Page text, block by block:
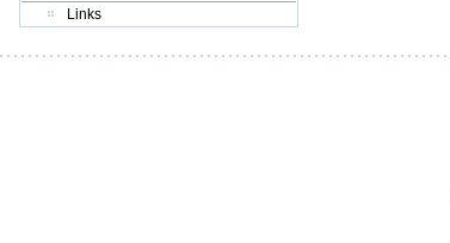
Links